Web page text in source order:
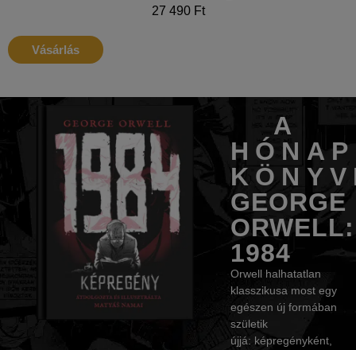
27 490 Ft
Vásárlás
A
HÓNAP
GEORGE
ORWELL:
1984
Orwell halhatatlan
klasszikusa most egy
egészen új formában
születik
újjá: képregényként,